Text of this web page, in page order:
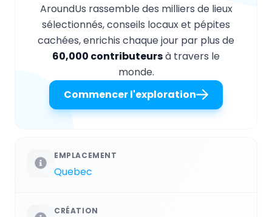
AroundUs rassemble des milliers de lieux
sélectionnés, conseils locaux et pépites
cachées, enrichis chaque jour par plus de
60,000 contributeursà travers le
monde.
Commencer l'exploration
EMPLACEMENT
Quebec
CRÉATION